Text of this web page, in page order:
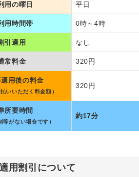
用の曜日 平日
用時間帯 0時～4時
引適用 なし
常料金 320円
用後の料金
いいただく料金額）
320円
所要時間
等がない場合です）
約17分
用割引について